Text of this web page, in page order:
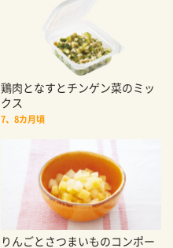
鶏肉となすとチンゲン菜のミッ
クス
7、8カ月頃
りんごとさつまいものコンポー